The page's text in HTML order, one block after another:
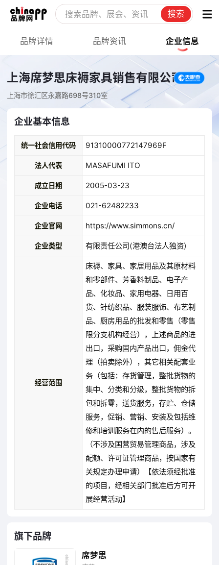
搜索
品牌详情 品牌资讯 企业信息
上海席梦思床褥家具销售有限公司
上海市徐汇区永嘉路698号310室
企业基本信息
统一社会信用代码 91310000772147969F
法人代表 MASAFUMI ITO
成立日期 2005-03-23
企业电话 021-62482233
企业官网 https://www.simmons.cn/
企业类型 有限责任公司(港澳台法人独资)
经营范围
床褥、家具、家居用品及其原材料
和零部件、芳香料制品、电子产
品、化妆品、家用电器、日用百
货、针纺织品、服装服饰、布艺制
品、厨房用品的批发和零售（零售
限分支机构经营），上述商品的进
出口，采购国内产品出口，佣金代
理（拍卖除外），其它相关配套业
务（包括：存货管理，整批货物的
集中、分类和分级，整批货物的拆
包和拆零，送货服务，存贮、仓储
服务，促销、营销、安装及包括维
修和培训服务在内的售后服务）。
（不涉及国营贸易管理商品，涉及
配额、许可证管理商品，按国家有
关规定办理申请）【依法须经批准
的项目，经相关部门批准后方可开
展经营活动】
旗下品牌
席梦思